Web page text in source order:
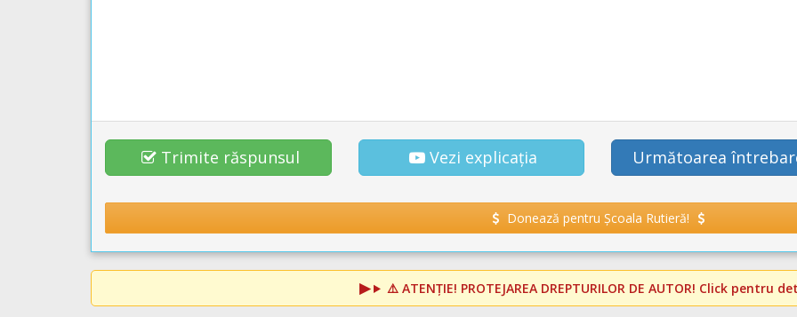
Trimite răspunsul Vezi explicația Următoarea
Donează pentru Școala Rutieră!
⚠️ ATENȚIE! PROTEJAREA DREPTURILOR DE AUTOR! Click pentru